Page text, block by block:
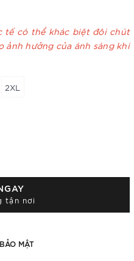
tế có thể khác biệt đôi chút
ảnh hưởng của ánh sáng khi
2XL
tận nơi
MẬT